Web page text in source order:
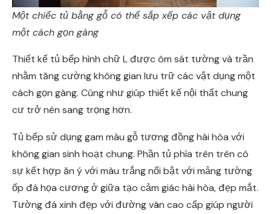
Một chiếc tủ bằng gỗ có thể sắp xếp các vật dụng
một cách gọn gàng
Thiết kế tủ bếp hình chữ L được ôm sát tường và trần
nhằm tăng cường không gian lưu trữ các vật dụng một
cách gọn gàng. Cũng như giúp thiết kế nội thất chung
cư trở nên sang trọng hơn.
Tủ bếp sử dụng gam màu gỗ tương đồng hài hòa với
không gian sinh hoạt chung. Phần tủ phía trên trên có
sự kết hợp ăn ý với màu trắng nổi bật với mảng tường
ốp đá họa cương ở giữa tạo cảm giác hài hòa, đẹp mắt.
Tường đá xinh đẹp với đường vân cao cấp giúp người